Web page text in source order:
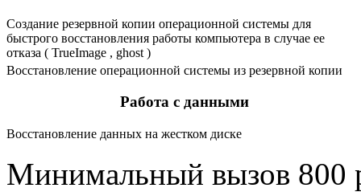
Создание резервной копии операционной системы для
быстрого восстановления работы компьютера в случае ее
отказа ( TrueImage , ghost )
Восстановление операционной системы из резервной копии
Работа с данными
Восстановление данных на жестком диске
Минимальный вызов 800